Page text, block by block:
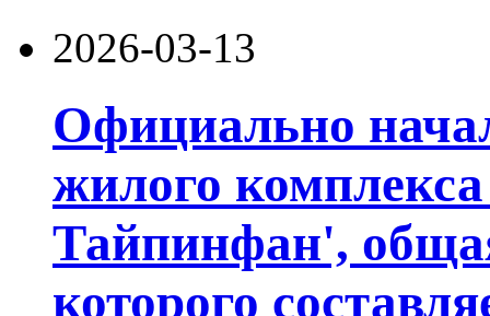
2026-03-13
Официально
жилого
Тайпинфан',
которого